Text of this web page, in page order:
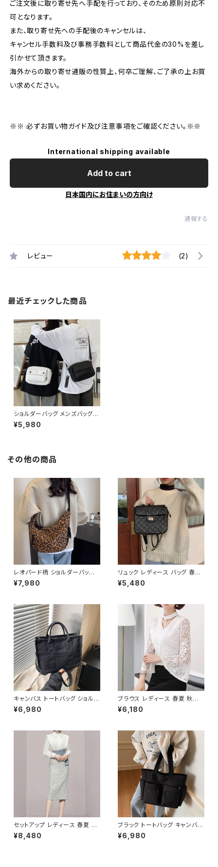
ご注文後に取り寄せ先へ手配を行っており、そのため原則対応不
可となります。
また、取り寄せ先への手配後のキャンセルは、
キャンセル手数料及び事務手数料として商品代金の30%を差し
引かせて頂きます。
海外からの取り寄せ通販の性質上、何卒ご理解、ご了承の上お買
い求めください。
※※ 必ずお買い物ガイド及び注意事項をご確認ください。※※
International shipping available
Add to cart
日本国内にお住まいの方向け
通報する
レビュー (2)
最近チェックした商品
ショルダーバッグ メンズバッグ
レディース バッグ 春夏 秋冬 春
夏 秋 冬 黒 白 バッグ 斜め掛け
シンプル メッセンジャーバッグ
メンズ ボーイズ 大学生 高校生
ション ブラック ホワイト 通勤バ
ッグ 学生 学校 通学 デート 通勤
バッグ オフィスカジュアル デイ
リー お出かけ オフィス カジュア
ル 大人 10代 20代 30代 40代
K-B0141
¥5,980
その他の商品
レオパード柄 ショルダーバッグ
ワンショルダーバッグ レディース
ヒョウ柄 バッグ カジュアル 軽量
20
¥7,980
リュック レディース バッグ 春夏
秋冬 春 夏 秋 冬 黒 ショルダー
バッグ リュックサックバッグ 斜め
バック 斜め掛けバッグ 肩掛けバ
ッグ バックパック バッグパック
シンプル サッチェルバッグ ショル
ダー ハンドバッグ ブラウン ブラ
ック デート 通勤バッグ 学生 学
校 通学 オフィスカジュアル デイ
リー お出かけ オフィス カジュア
ル 上品 大人 10代 20代 30代
40代 K-B0046
¥5,480
キャンバス トートバッグ ショルダ
ーバッグ ミニバッグ レディース
ワンタイプ ブラック グレー ブラ
風バッグ 斜めがけ対応 通勤通
学 お出かけバッグ 秋冬 春夏 コ
ーデ おしゃれ 人気 5色展開 K-
¥6,980
ブラウス レディース 春夏 秋冬
春 夏 秋 冬 白 シャツ トップス
フレアスリーブ チョーカー風 ラ
ホワイト ベージュ ダークグリー
ン コーヒー 韓国 ゆったり シー
スルー チョーカーネック ブラウ
スシャツ 体型カバー 二の腕カバ
ー シンプル シャツブラウス オフ
ィス カジュアル OL 上品 大人 1
0代 20代 30代 40代 C-TSS
¥6,180
セットアップ レディース 春夏 秋
冬 春 夏 秋 冬 ブラウス タイトス
カート セット ドレス 長袖 ストラ
¥8,480
ブラック トートバッグ キャンバス
大容量 ポケット付き カジュアル
バッグ 韓国風バッグ マザーズバ
¥6,980